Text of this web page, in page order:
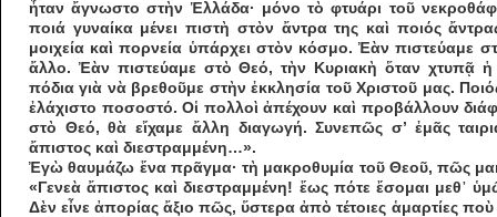
ἦταν ἄγνωστο στὴν Ἑλλάδα· μόνο τὸ φτυάρι τοῦ
ποιά γυναίκα μένει πιστὴ στὸν ἄν­­τρα της καὶ ποιός
μοιχεία καὶ πορνεία ὑπάρχει στὸν κόσμο. Ἐὰν πιστεύαμε
ἄλλο. Ἐὰν πιστεύαμε στὸ Θεό, τὴν Κυριακὴ ὅταν χτυπᾷ
πόδια γιὰ νὰ βρεθοῦμε στὴν ἐκκλησία τοῦ Χριστοῦ μας.
ἐλάχιστο ποσοστό. Οἱ πολλοὶ ἀπέχουν καὶ προβάλλουν
στὸ Θεό, θὰ εἴχαμε ἄλλη διαγωγή. Συνεπῶς σ’ ἐμᾶς
ἄπιστος καὶ διεστραμμένη…».
Ἐγὼ θαυμάζω ἕνα πρᾶγμα· τὴ μακροθυμία τοῦ Θεοῦ, πῶς
«Γενεὰ ἄπιστος καὶ διεστραμμένη! ἕως πότε ἔσομαι μεθ᾽
Δὲν εἶνε ἀπορίας ἄξιο πῶς, ὕστερα ἀπὸ τέτοιες ἁμαρτίες